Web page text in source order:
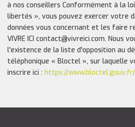
à nos conseillers Conformément à la
libertés », vous pouvez exercer votre
données vous concernant et les faire
VIVRE ICI contact@vivreici.com. Nous
l'existence de la liste d'opposition au
téléphonique « Bloctel », sur laquelle
inscrire ici : https://www.bloctel.gouv.fr/